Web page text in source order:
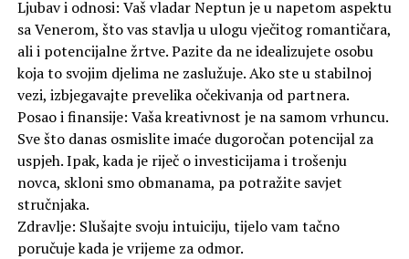
Ljubav i odnosi: Vaš vladar Neptun je u napetom aspektu
sa Venerom, što vas stavlja u ulogu vječitog romantičara,
ali i potencijalne žrtve. Pazite da ne idealizujete osobu
koja to svojim djelima ne zaslužuje. Ako ste u stabilnoj
vezi, izbjegavajte prevelika očekivanja od partnera.
Posao i finansije: Vaša kreativnost je na samom vrhuncu.
Sve što danas osmislite imaće dugoročan potencijal za
uspjeh. Ipak, kada je riječ o investicijama i trošenju
novca, skloni smo obmanama, pa potražite savjet
stručnjaka.
Zdravlje: Slušajte svoju intuiciju, tijelo vam tačno
poručuje kada je vrijeme za odmor.